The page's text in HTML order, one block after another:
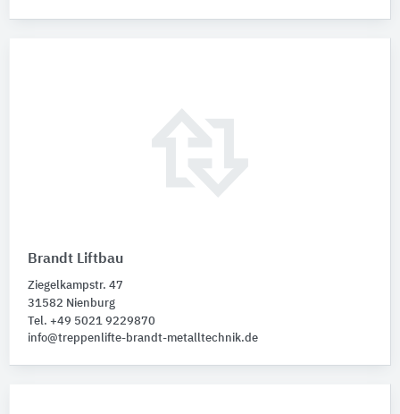
Brandt Liftbau
Ziegelkampstr. 47
31582 Nienburg
Tel. +49 5021 9229870
info@treppenlifte-brandt-metalltechnik.de